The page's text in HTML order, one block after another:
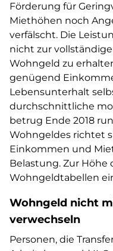
Förderung für
Miethöhen noch
verfälscht. Die
nicht zur
Wohngeld zu
genügend
Lebensunterhalt
durchschnittliche
betrug Ende 2018
Wohngeldes richtet
Einkommen und
Belastung. Zur
Wohngeldtabellen
Wohngeld nicht
verwechseln
Personen, die